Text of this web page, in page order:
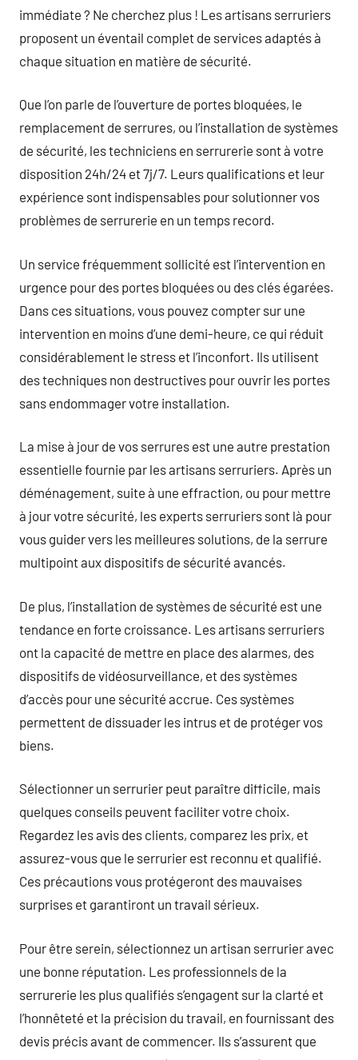
immédiate ? Ne cherchez plus ! Les artisans serruriers
proposent un éventail complet de services adaptés à
chaque situation en matière de sécurité.
Que l’on parle de l’ouverture de portes bloquées, le
remplacement de serrures, ou l’installation de systèmes
de sécurité, les techniciens en serrurerie sont à votre
disposition 24h/24 et 7j/7. Leurs qualifications et leur
expérience sont indispensables pour solutionner vos
problèmes de serrurerie en un temps record.
Un service fréquemment sollicité est l’intervention en
urgence pour des portes bloquées ou des clés égarées.
Dans ces situations, vous pouvez compter sur une
intervention en moins d’une demi-heure, ce qui réduit
considérablement le stress et l’inconfort. Ils utilisent
des techniques non destructives pour ouvrir les portes
sans endommager votre installation.
La mise à jour de vos serrures est une autre prestation
essentielle fournie par les artisans serruriers. Après un
déménagement, suite à une effraction, ou pour mettre
à jour votre sécurité, les experts serruriers sont là pour
vous guider vers les meilleures solutions, de la serrure
multipoint aux dispositifs de sécurité avancés.
De plus, l’installation de systèmes de sécurité est une
tendance en forte croissance. Les artisans serruriers
ont la capacité de mettre en place des alarmes, des
dispositifs de vidéosurveillance, et des systèmes
d’accès pour une sécurité accrue. Ces systèmes
permettent de dissuader les intrus et de protéger vos
biens.
Sélectionner un serrurier peut paraître difficile, mais
quelques conseils peuvent faciliter votre choix.
Regardez les avis des clients, comparez les prix, et
assurez-vous que le serrurier est reconnu et qualifié.
Ces précautions vous protégeront des mauvaises
surprises et garantiront un travail sérieux.
Pour être serein, sélectionnez un artisan serrurier avec
une bonne réputation. Les professionnels de la
serrurerie les plus qualifiés s’engagent sur la clarté et
l’honnêteté et la précision du travail, en fournissant des
devis précis avant de commencer. Ils s’assurent que